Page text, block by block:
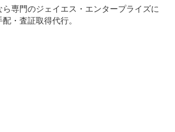
専門のジェイエス・エンタープライズに
・査証取得代行。